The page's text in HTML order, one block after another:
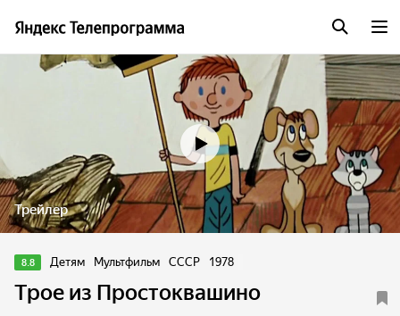
Трейлер
8.8 Детям Мультфильм СССР 1978
Трое из Простоквашино